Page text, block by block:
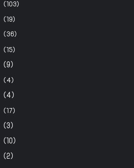
(103)
(19)
(36)
(15)
(9)
(4)
(4)
(17)
(3)
(10)
(2)